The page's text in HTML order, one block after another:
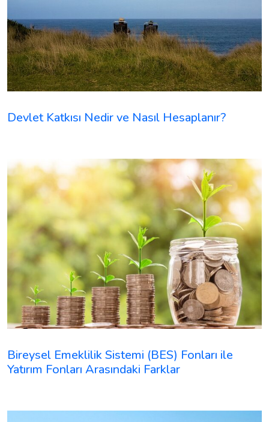
Devlet Katkısı Nedir ve Nasıl Hesaplanır?
Bireysel Emeklilik Sistemi (BES) Fonları ile
Yatırım Fonları Arasındaki Farklar